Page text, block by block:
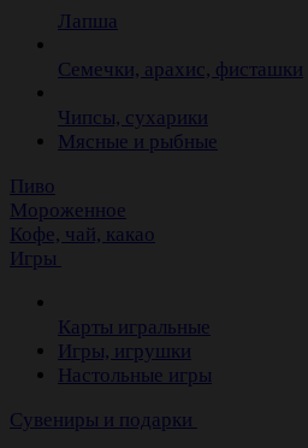
Лапша
Семечки, арахис, фисташки
Чипсы, сухарики
Мясные и рыбные
Пиво
Мороженное
Кофе, чай, какао
Игры
Карты игральные
Игры, игрушки
Настольные игры
Сувениры и подарки